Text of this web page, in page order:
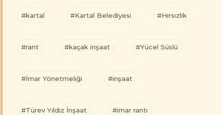
#kartal #Kartal Belediyesi #Hırsızlık
#rant #kaçak inşaat #Yücel Süslü
#İmar Yönetmeliği #inşaat
#Türev Yıldız İnşaat #imar rantı